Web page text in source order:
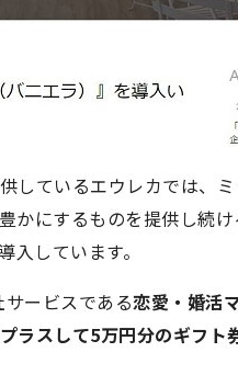
しているエウレカでは、
かにするものを提供し続
入しています。
サービスである恋愛・婚活
ラスして5万円分のギフト